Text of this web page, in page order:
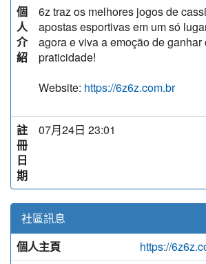
個
人
介
紹
6z traz os melhores jogos de
apostas esportivas em um só
agora e viva a emoção de
praticidade!
Website: https://6z6z.com.br
註
冊
日
期
07月24日 23:01
社區訊息
個人主頁
https://